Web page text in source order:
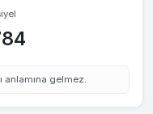
anlamına gelmez.